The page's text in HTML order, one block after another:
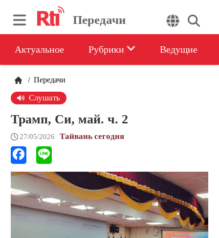
Передачи
Актуальное Рубрики Ведущие
/ Передачи
Слушать
Трамп, Си, май. ч. 2
27/05/2026 Тайвань сегодня